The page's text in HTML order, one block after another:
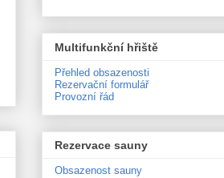
Multifunkční hřiště
Přehled obsazenosti
Rezervační formulář
Provozní řád
Rezervace sauny
Obsazenost sauny